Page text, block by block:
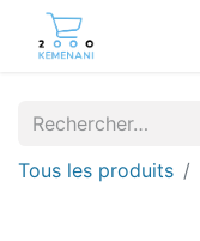
Tous les produits